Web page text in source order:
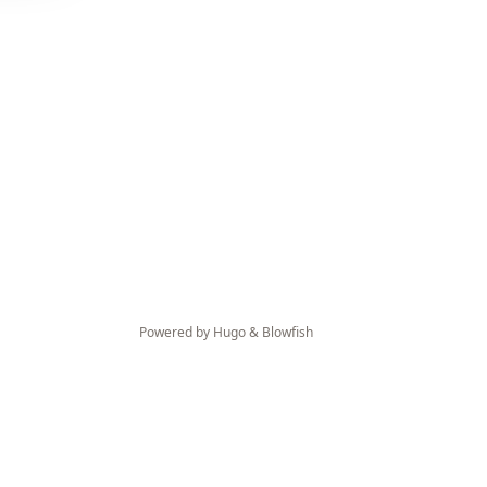
Powered by Hugo& Blowfish